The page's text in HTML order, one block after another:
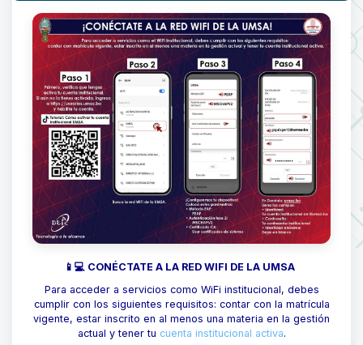
📱💻 CONÉCTATE A LA RED WIFI DE LA UMSA
Para acceder a servicios como WiFi institucional, debes
cumplir con los siguientes requisitos: contar con la matrícula
vigente, estar inscrito en al menos una materia en la gestión
actual y tener tu cuenta institucional activa.